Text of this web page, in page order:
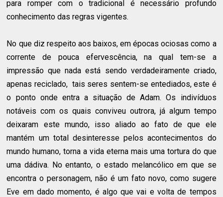
para romper com o tradicional é necessário profundo
conhecimento das regras vigentes.
No que diz respeito aos baixos, em épocas ociosas como a
corrente de pouca efervescência, na qual tem-se a
impressão que nada está sendo verdadeiramente criado,
apenas reciclado, tais seres sentem-se entediados, este é
o ponto onde entra a situação de Adam. Os indivíduos
notáveis com os quais conviveu outrora, já algum tempo
deixaram este mundo, isso aliado ao fato de que ele
mantém um total desinteresse pelos acontecimentos do
mundo humano, torna a vida eterna mais uma tortura do que
uma dádiva. No entanto, o estado melancólico em que se
encontra o personagem, não é um fato novo, como sugere
Eve em dado momento, é algo que vai e volta de tempos